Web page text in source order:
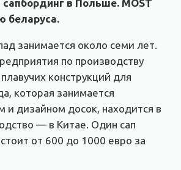
в Польше. MOST
беларуса.
занимается около семи лет.
по производству
конструкций для
которая занимается
и дизайном досок, находится в
— в Китае. Один сап
от 600 до 1000 евро за